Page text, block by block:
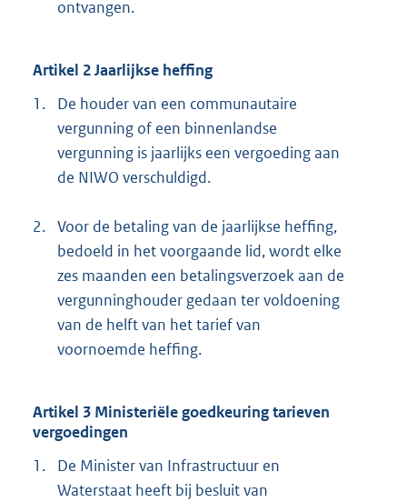
ontvangen.
Artikel 2 Jaarlijkse heffing
1.
De houder van een communautaire
vergunning of een binnenlandse
vergunning is jaarlijks een vergoeding aan
de NIWO verschuldigd.
2. Voor de betaling van de jaarlijkse heffing,
bedoeld in het voorgaande lid, wordt elke
zes maanden een betalingsverzoek aan de
vergunninghouder gedaan ter voldoening
van de helft van het tarief van
voornoemde heffing.
Artikel 3 Ministeriële goedkeuring tarieven
vergoedingen
1.
De Minister van Infrastructuur en
Waterstaat heeft bij besluit van